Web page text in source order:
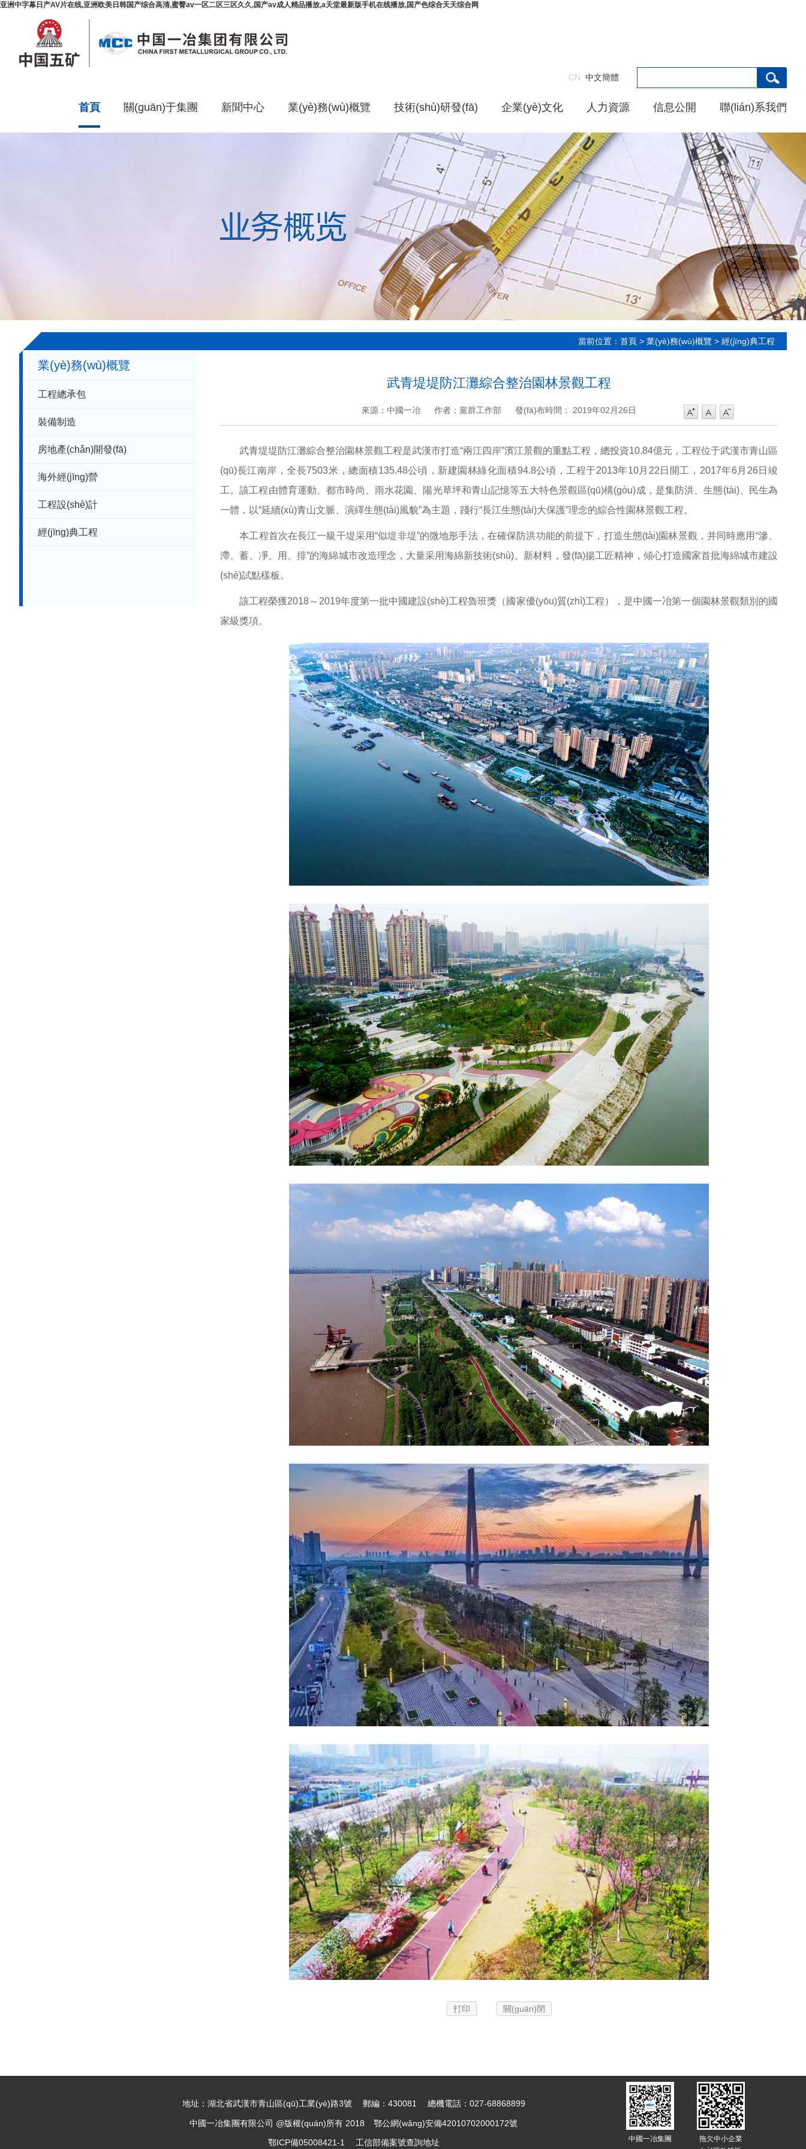
亚洲中字幕日产AV片在线,亚洲欧美日韩国产综合高清,蜜臀av一区二区三区久久,国产av成人精品播放,a天堂最新版手机在线播放,国产色综合天天综合网
CN 中文簡體
首頁 關(guān)于集團 新聞中心 業(yè)務(wù)概覽 技術(shù)研發(fā) 企業(yè)文化 人力資源 信息公開 聯(lián)系我們
業(yè)務(wù)概覽
工程總承包
裝備制造
房地產(chǎn)開發(fā)
海外經(jīng)營
工程設(shè)計
經(jīng)典工程
當前位置： 首頁 > 業(yè)務(wù)概覽 > 經(jīng)典工程
武青堤堤防江灘綜合整治園林景觀工程
來源：中國一冶 作者：黨群工作部 發(fā)布時間： 2019年02月26日
武青堤堤防江灘綜合整治園林景觀工程是武漢市打造“兩江四岸”濱江景觀的重點工程，總投資10.84億元，工程位于武漢市青山區
(qū)長江南岸，全長7503米，總面積135.48公頃，新建園林綠化面積94.8公頃，工程于2013年10月22日開工，2017年6月26日竣
工。該工程由體育運動、都市時尚、雨水花園、陽光草坪和青山記憶等五大特色景觀區(qū)構(gòu)成，是集防洪、生態(tài)、民生為
一體，以“延續(xù)青山文脈、演繹生態(tài)風貌”為主題，踐行“長江生態(tài)大保護”理念的綜合性園林景觀工程。
本工程首次在長江一級干堤采用“似堤非堤”的微地形手法，在確保防洪功能的前提下，打造生態(tài)園林景觀，并同時應用“滲、
滯、蓄、凈、用、排”的海綿城市改造理念，大量采用海綿新技術(shù)、新材料，發(fā)揚工匠精神，傾心打造國家首批海綿城市建設
(shè)試點樣板。
該工程榮獲2018～2019年度第一批中國建設(shè)工程魯班獎（國家優(yōu)質(zhì)工程），是中國一冶第一個園林景觀類別的國
家級獎項。
打印 關(guān)閉
地址：湖北省武漢市青山區(qū)工業(yè)路3號 郵編：430081 總機電話：027-68868899
中國一冶集團有限公司 @版權(quán)所有 2018
鄂公網(wǎng)安備42010702000172號
鄂ICP備05008421-1
工信部備案號查詢地址 中國一冶集團
拖欠中小企業